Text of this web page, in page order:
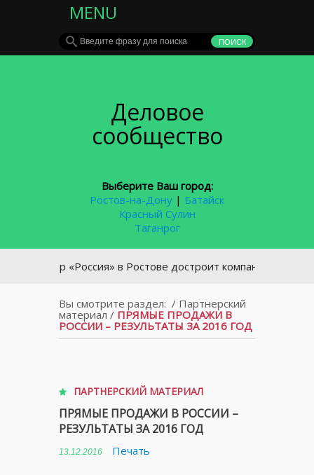
MENU
Деловое
сообщество
Выберите Ваш город:
Ростов-на-Дону | Батайск
Красный Сулин
Таганрог
«Россия» в Ростове достроит компания «Донской
Вы смотрите раздел: / Партнерский
материал / ПРЯМЫЕ ПРОДАЖИ В
РОССИИ – РЕЗУЛЬТАТЫ ЗА 2016 ГОД
ПАРТНЕРСКИЙ МАТЕРИАЛ
ПРЯМЫЕ ПРОДАЖИ В РОССИИ –
РЕЗУЛЬТАТЫ ЗА 2016 ГОД
13.12.2016 Печать